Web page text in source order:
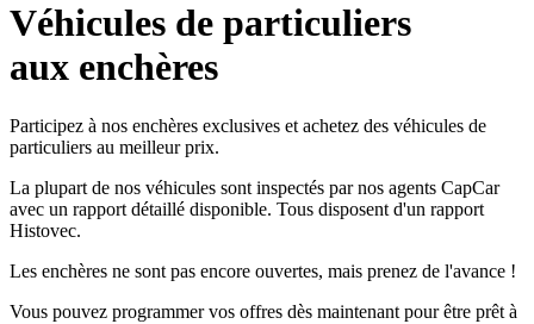
Véhicules de particuliers
aux enchères
Participez à nos enchères exclusives et achetez des véhicules de
particuliers au meilleur prix.
La plupart de nos véhicules sont inspectés par nos agents CapCar
avec un rapport détaillé disponible. Tous disposent d'un rapport
Histovec.
Les enchères ne sont pas encore ouvertes, mais prenez de l'avance !
Vous pouvez programmer vos offres dès maintenant pour être prêt à